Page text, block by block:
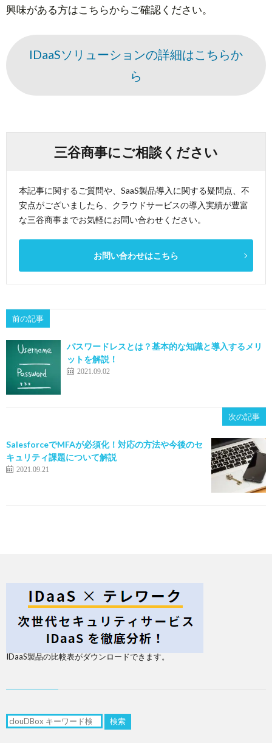
興味がある方はこちらからご確認ください。
IDaaSソリューションの詳細はこちらか
ら
三谷商事にご相談ください
本記事に関するご質問や、SaaS製品導入に関する疑問点、不
安点がございましたら、クラウドサービスの導入実績が豊富
な三谷商事までお気軽にお問い合わせください。
お問い合わせはこちら
前の記事
パスワードレスとは？基本的な知識と導入するメリ
ットを解説！
2021.09.02
次の記事
SalesforceでMFAが必須化！対応の方法や今後のセ
キュリティ課題について解説
2021.09.21
IDaaS製品の比較表がダウンロードできます。
検索